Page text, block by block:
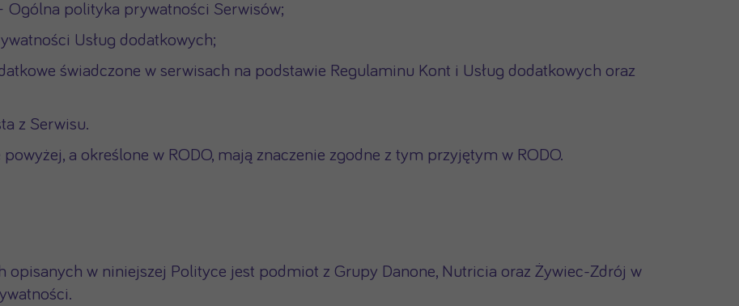
Ogólna polityka prywatności Serwisów;
Usług dodatkowych;
świadczone w serwisach na podstawie Regulaminu Kont i Usług dodatkowych oraz
z Serwisu.
a określone w RODO, mają znaczenie zgodne z tym przyjętym w RODO.
w niniejszej Polityce jest podmiot z Grupy Danone, Nutricia oraz Żywiec-Zdrój w